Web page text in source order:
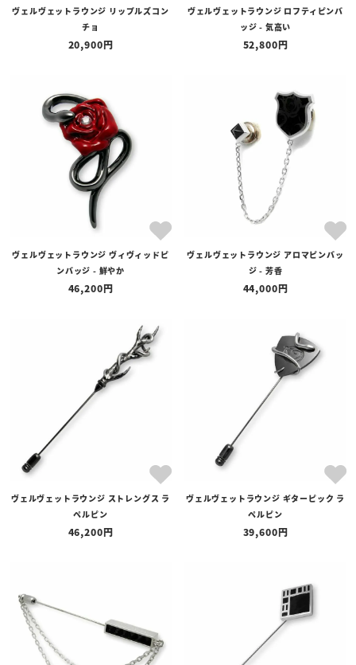
ヴェルヴェットラウンジ リップルズコン
チョ
20,900
ヴェルヴェットラウンジ ロフティピンバ
ッジ - 気高い
52,800
ヴェルヴェットラウンジ ヴィヴィッドピ
ンバッジ - 鮮やか
46,200
ヴェルヴェットラウンジ アロマピンバッ
ジ - 芳香
44,000
ヴェルヴェットラウンジ ストレングス ラ
ペルピン
46,200
ヴェルヴェットラウンジ ギターピック ラ
ペルピン
39,600